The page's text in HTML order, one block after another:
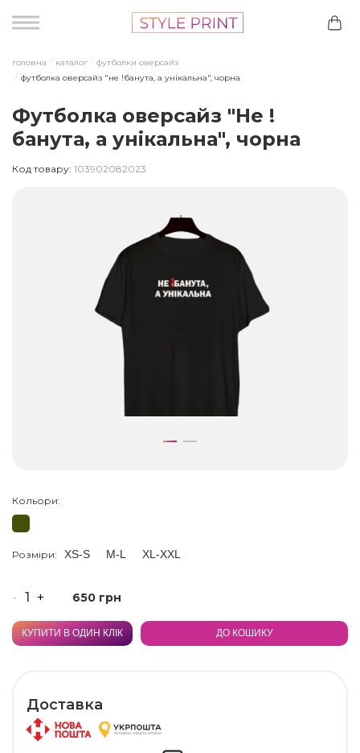
головна каталог
футболки оверсайз
футболка оверсайз "не !банута, а унікальна", чорна
Футболка оверсайз "Не !
банута, а унікальна", чорна
Код товару: 103902082023
Кольори:
Розміри: XS-S M-L XL-XXL
- + 650 грн
КУПИТИ В ОДИН КЛІК ДО КОШИКУ
Доставка